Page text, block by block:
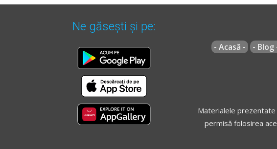
Ne găsești și pe:
- Acasă - - Blog
Materialele
permisă folosirea